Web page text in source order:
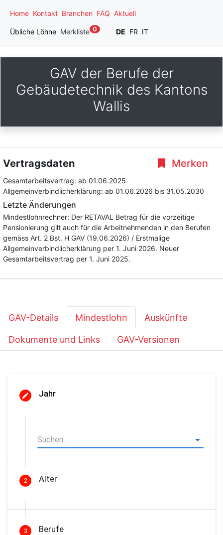
Home Kontakt Branchen FAQ Aktuell
Übliche Löhne Merkliste 0 DE FR IT
GAV der Berufe der
Gebäudetechnik des Kantons
Wallis
Merken
Vertragsdaten
Gesamtarbeitsvertrag: ab 01.06.2025
Allgemeinverbindlicherklärung: ab 01.06.2026 bis 31.05.2030
Letzte Änderungen
Mindestlohnrechner: Der RETAVAL Betrag für die vorzeitige
Pensionierung gilt auch für die Arbeitnehmenden in den Berufen
gemäss Art. 2 Bst. H GAV (19.06.2026) / Erstmalige
Allgemeinverbindlicherklärung per 1. Juni 2026. Neuer
Gesamtarbeitsvertrag per 1. Juni 2025.
GAV-Details Mindestlohn Auskünfte
Dokumente und Links GAV-Versionen
Jahr
2 Alter
3 Berufe